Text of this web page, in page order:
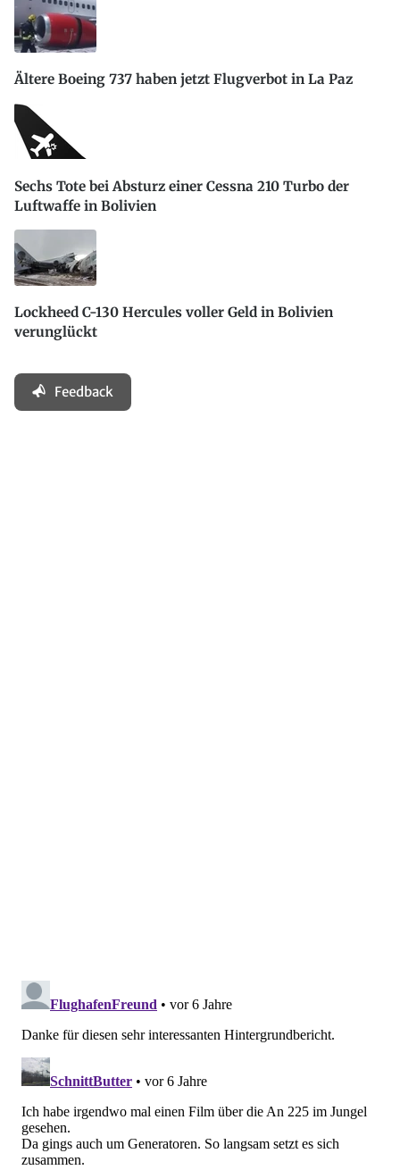
Ältere Boeing 737 haben jetzt Flugverbot in La Paz
Sechs Tote bei Absturz einer Cessna 210 Turbo der
Luftwaffe in Bolivien
Lockheed C-130 Hercules voller Geld in Bolivien
verunglückt
Feedback